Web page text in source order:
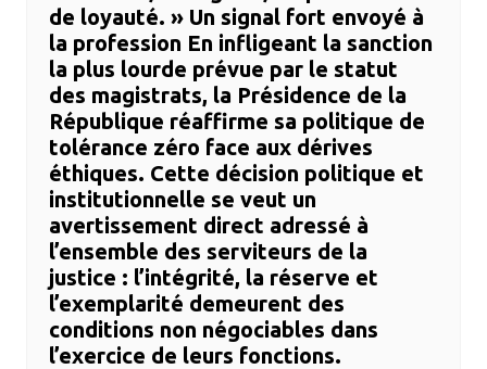
de loyauté. » ​Un signal fort envoyé à
la profession ​En infligeant la sanction
la plus lourde prévue par le statut
des magistrats, la Présidence de la
République réaffirme sa politique de
tolérance zéro face aux dérives
éthiques. Cette décision politique et
institutionnelle se veut un
avertissement direct adressé à
l’ensemble des serviteurs de la
justice : l’intégrité, la réserve et
l’exemplarité demeurent des
conditions non négociables dans
l’exercice de leurs fonctions.